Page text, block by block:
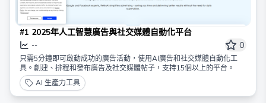
#1 2025年人工智慧廣告與社交媒體自動化平台
-- 0
只需5分鐘即可啟動成功的廣告活動，使用AI廣告和社交媒體自動化工
具。創建、排程和發布廣告及社交媒體帖子，支持15個以上的平台。
AI 生產力工具